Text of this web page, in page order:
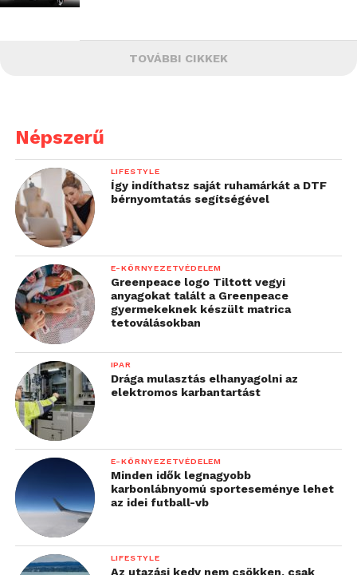
TOVÁBBI CIKKEK
Népszerű
LIFESTYLE
Így indíthatsz saját ruhamárkát a DTF
bérnyomtatás segítségével
E-KÖRNYEZETVÉDELEM
Greenpeace logo Tiltott vegyi
anyagokat talált a Greenpeace
gyermekeknek készült matrica
tetoválásokban
IPAR
Drága mulasztás elhanyagolni az
elektromos karbantartást
E-KÖRNYEZETVÉDELEM
Minden idők legnagyobb
karbonlábnyomú sporteseménye lehet
az idei futball-vb
LIFESTYLE
Az utazási kedv nem csökken, csak